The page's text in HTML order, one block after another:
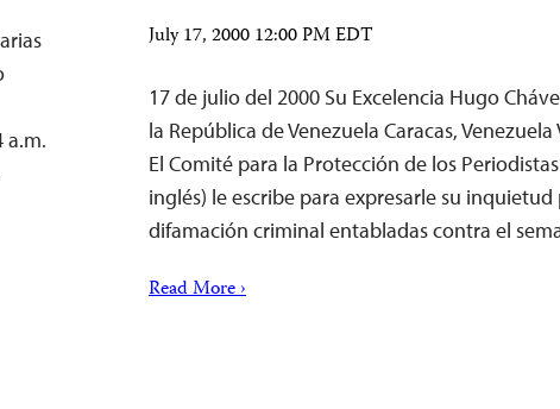
a.m.
July 17, 2000 12:00 PM EDT
17 de julio del 2000 Su Excelencia Hugo
la República de Venezuela Caracas, Venezuela
El Comité para la Protección de los
inglés) le escribe para expresarle su
difamación criminal entabladas contra el
Read More ›